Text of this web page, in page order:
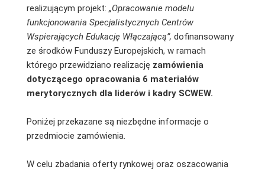
realizującym projekt: „Opracowanie modelu
funkcjonowania Specjalistycznych Centrów
Wspierających Edukację Włączającą”, dofinansowany
ze środków Funduszy Europejskich, w ramach
którego przewidziano realizację zamówienia
dotyczącego opracowania 6 materiałów
merytorycznych dla liderów i kadry SCWEW.
Poniżej przekazane są niezbędne informacje o
przedmiocie zamówienia.
W celu zbadania oferty rynkowej oraz oszacowania